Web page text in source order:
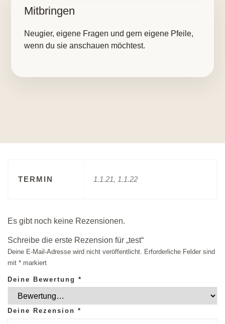
Mitbringen
Neugier, eigene Fragen und gern eigene Pfeile,
wenn du sie anschauen möchtest.
TERMIN 1.1.21, 1.1.22
Es gibt noch keine Rezensionen.
Schreibe die erste Rezension für „test“
Deine E-Mail-Adresse wird nicht veröffentlicht. Erforderliche Felder sind
mit * markiert
Deine Bewertung *
Deine Rezension *